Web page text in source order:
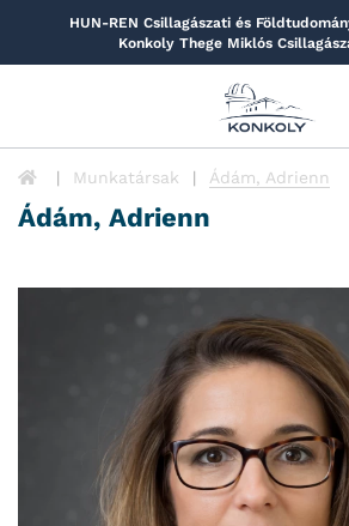
HUN-REN Csillagászati és
Konkoly Thege Miklós
Munkatársak Ádám, Adrienn
Ádám, Adrienn